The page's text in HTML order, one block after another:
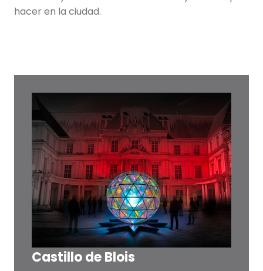
hacer en la ciudad.
Castillo de Blois